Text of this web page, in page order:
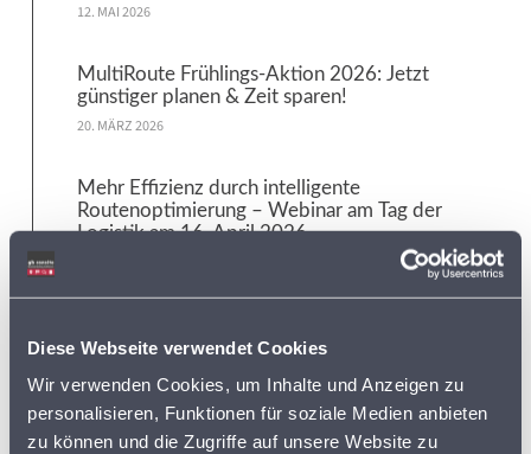
Diese Webseite verwendet Cookies
Wir verwenden Cookies, um Inhalte und Anzeigen zu
personalisieren, Funktionen für soziale Medien anbieten
zu können und die Zugriffe auf unsere Website zu
12. MAI 2026
MultiRoute Frühlings-Aktion 2026: Jetzt
günstiger planen & Zeit sparen!
20. MÄRZ 2026
Mehr Effizienz durch intelligente
Routenoptimierung – Webinar am Tag der
Logistik am 16. April 2026
31.12.2026 sichern
3. MÄRZ 2026
Neue Datenaktualisierung: Erweiterter